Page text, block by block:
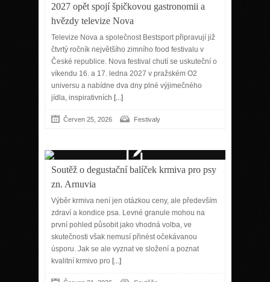
2027 opět spojí špičkovou gastronomii a
hvězdy televize Nova
Televize Nova a společnost Bestsport připravují již
čtvrtý ročník největšího zimního food festivalu v
České republice. Nova festival chutí se uskuteční o
víkendu 16. a 17. ledna 2027 v pražském O2
universu a nabídne dva dny plné výjimečného
jídla, inspirativních [...]
Červen 25, 2026 Festivaly
Soutěž o degustační balíček krmiva pro psy
zn. Arnuvia
Výběr krmiva není jen otázkou ceny, ale především
zdraví a kondice psa. Levné granule mohou na
první pohled působit jako vhodná volba, ve
skutečnosti však nemusí přinést očekávanou
úsporu. Jak se ale vyznat ve složení a poznat
kvalitní krmivo pro [...]